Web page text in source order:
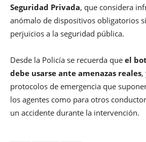
Seguridad Privada, que considera
anómalo de dispositivos obligatorios
perjuicios a la seguridad pública.
Desde la Policía se recuerda que el
debe usarse ante amenazas reales,
protocolos de emergencia que
los agentes como para otros
un accidente durante la intervención.